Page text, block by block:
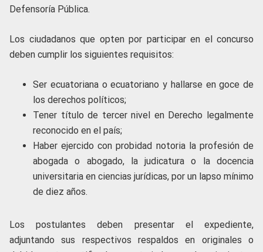
Defensoría Pública.
Los ciudadanos que opten por participar en el concurso
deben cumplir los siguientes requisitos:
Ser ecuatoriana o ecuatoriano y hallarse en goce de
los derechos políticos;
Tener título de tercer nivel en Derecho legalmente
reconocido en el país;
Haber ejercido con probidad notoria la profesión de
abogada o abogado, la judicatura o la docencia
universitaria en ciencias jurídicas, por un lapso mínimo
de diez años.
Los postulantes deben presentar el expediente,
adjuntando sus respectivos respaldos en originales o